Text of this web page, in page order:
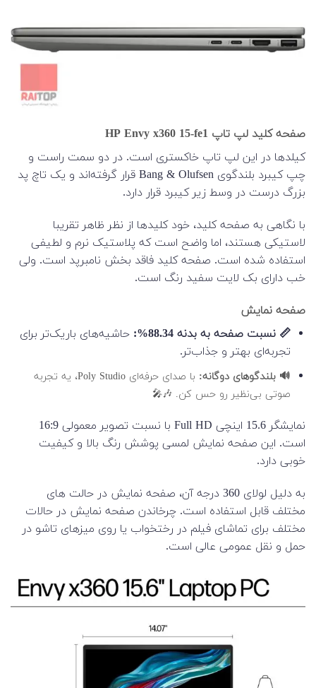
صفحه کلید لپ تاپ HP Envy x360 15-fe1
کیلدها در این لپ تاپ خاکستری است. در دو سمت راست و
چپ کیبرد بلندگوی Bang & Olufsen قرار گرفته‌اند و یک تاچ پد
بزرگ درست در وسط زیر کیبرد قرار دارد.
با نگاهی به صفحه کلید، خود کلیدها از نظر ظاهر تقریبا
لاستیکی هستند، اما واضح است که پلاستیک نرم و لطیفی
استفاده شده است. صفحه کلید فاقد بخش نامبرپد است. ولی
خب دارای بک لایت سفید رنگ است.
صفحه نمایش
📏 نسبت صفحه به بدنه 88.34%:
حاشیه‌های باریک‌تر برای
تجربه‌ای بهتر و جذاب‌تر.
🔊 بلندگوهای دوگانه:
با صدای حرفه‌ای Poly Studio، یه تجربه
صوتی بی‌نظیر رو حس کن. 🎶🎤
نمایشگر 15.6 اینچی Full HD با نسبت تصویر معمولی 16:9
است. این صفحه نمایش لمسی پوشش رنگ بالا و کیفیت
خوبی دارد.
به دلیل لولای 360 درجه آن، صفحه نمایش در حالت های
مختلف قابل استفاده است. چرخاندن صفحه نمایش در حالات
مختلف برای تماشای فیلم در رختخواب یا روی میزهای تاشو در
حمل و نقل عمومی عالی است.